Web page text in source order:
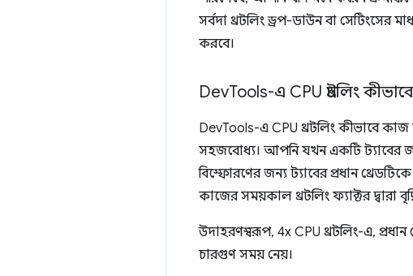
সর্বদা থ্রটলিং ড্রপ-ডাউন বা সেটিংসের
করবে।
DevTools-এ CPU থ্রটলিং
DevTools-এ CPU থ্রটলিং কীভাবে
সহজবোধ্য। আপনি যখন একটি ট্যাবের
বিস্ফোরণের জন্য ট্যাবের প্রধান
কাজের সময়কাল থ্রটলিং ফ্যাক্টর দ্বারা
উদাহরণস্বরূপ, 4x CPU থ্রটলিং-এ,
চারগুণ সময় নেয়।